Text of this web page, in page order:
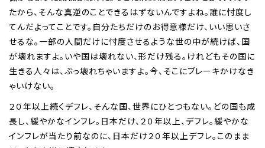
たから、そんな真逆のことできるはずないんですよね。誰に忖度し
てんだよってことです。自分たちだけのお得意様だけ、いい思いさ
せるな。一部の人間だけに忖度させるような世の中が続けば、国
が壊れますよ。いや国は壊れない、形だけ残る。けれどもその国に
生きる人々は、ぶっ壊れちゃいますよ。今、そこにブレーキかけなき
ゃいけない。
２０年以上続くデフレ、そんな国、世界にひとつもない。どの国も成
長し、緩やかなインフレ。日本だけ、２０年以上、デフレ。緩やかな
インフレが当たり前なのに、日本だけ２０年以上デフレ。このまま